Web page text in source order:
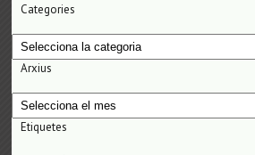
Categories
Categories
Arxius
Arxius
Etiquetes